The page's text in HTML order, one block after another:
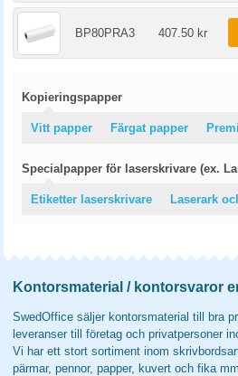
BP80PRA3 407.50 kr
Kopieringspapper
Vitt papper Färgat papper
Specialpapper för laserskrivare (ex.
Etiketter laserskrivare Laserark
Kontorsmaterial / kontorsvaror
SwedOffice säljer kontorsmaterial till bra
leveranser till företag och privatpersoner
Vi har ett stort sortiment inom
pärmar, pennor, papper, kuvert och fika